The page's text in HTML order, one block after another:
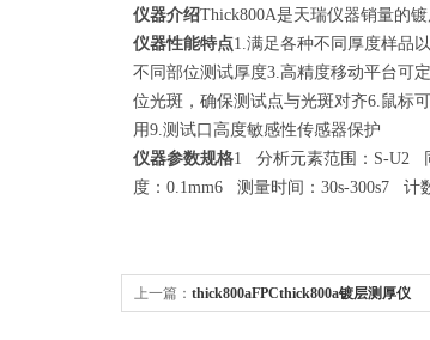
仪器介绍Thick800A是天瑞仪器销量的
仪器性能特点1.满足各种不同厚度样品
不同部位测试厚度3.高精度移动平台可
位光斑，确保测试点与光斑对齐6.鼠标
用9.测试口高度敏感性传感器保护
仪器参数规格1 分析元素范围：S-U2
度：0.1mm6 测量时间：30s-300s7 计
上一篇： thick800aFPCthick800a镀层测厚仪